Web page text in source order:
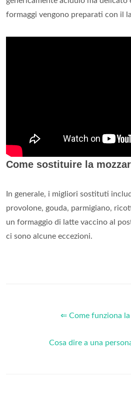
formaggi vengono preparati con il
Come sostituire la
In generale, i migliori sostituti
provolone, gouda, parmigiano,
un formaggio di latte vaccino al
ci sono alcune eccezioni.
⇐ Come funziona la
Cosa dire a una